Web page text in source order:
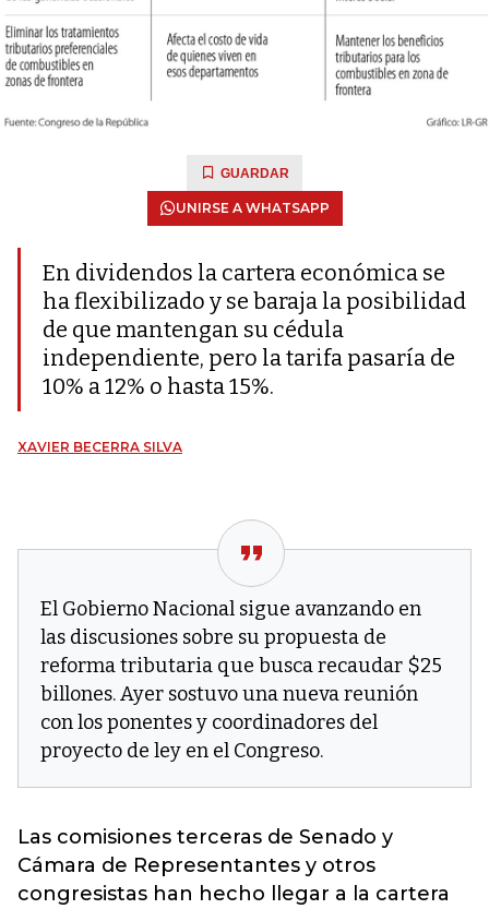
GUARDAR
UNIRSE A WHATSAPP
En dividendos la cartera económica se
ha flexibilizado y se baraja la posibilidad
de que mantengan su cédula
independiente, pero la tarifa pasaría de
10% a 12% o hasta 15%.
XAVIER BECERRA SILVA
El Gobierno Nacional sigue avanzando en
las discusiones sobre su propuesta de
reforma tributaria que busca recaudar $25
billones. Ayer sostuvo una nueva reunión
con los ponentes y coordinadores del
proyecto de ley en el Congreso.
Las comisiones terceras de Senado y
Cámara de Representantes y otros
congresistas han hecho llegar a la cartera